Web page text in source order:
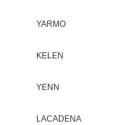
YARMO
KELEN
YENN
LACADENA